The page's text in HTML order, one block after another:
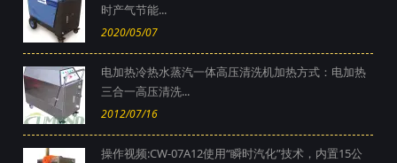
时产气节能...
2020/05/07
电加热冷热水蒸汽一体高压清洗机加热方式：电加热
三合一高压清洗...
2012/07/16
操作视频:CW-07A12使用“瞬时汽化”技术，内置15公